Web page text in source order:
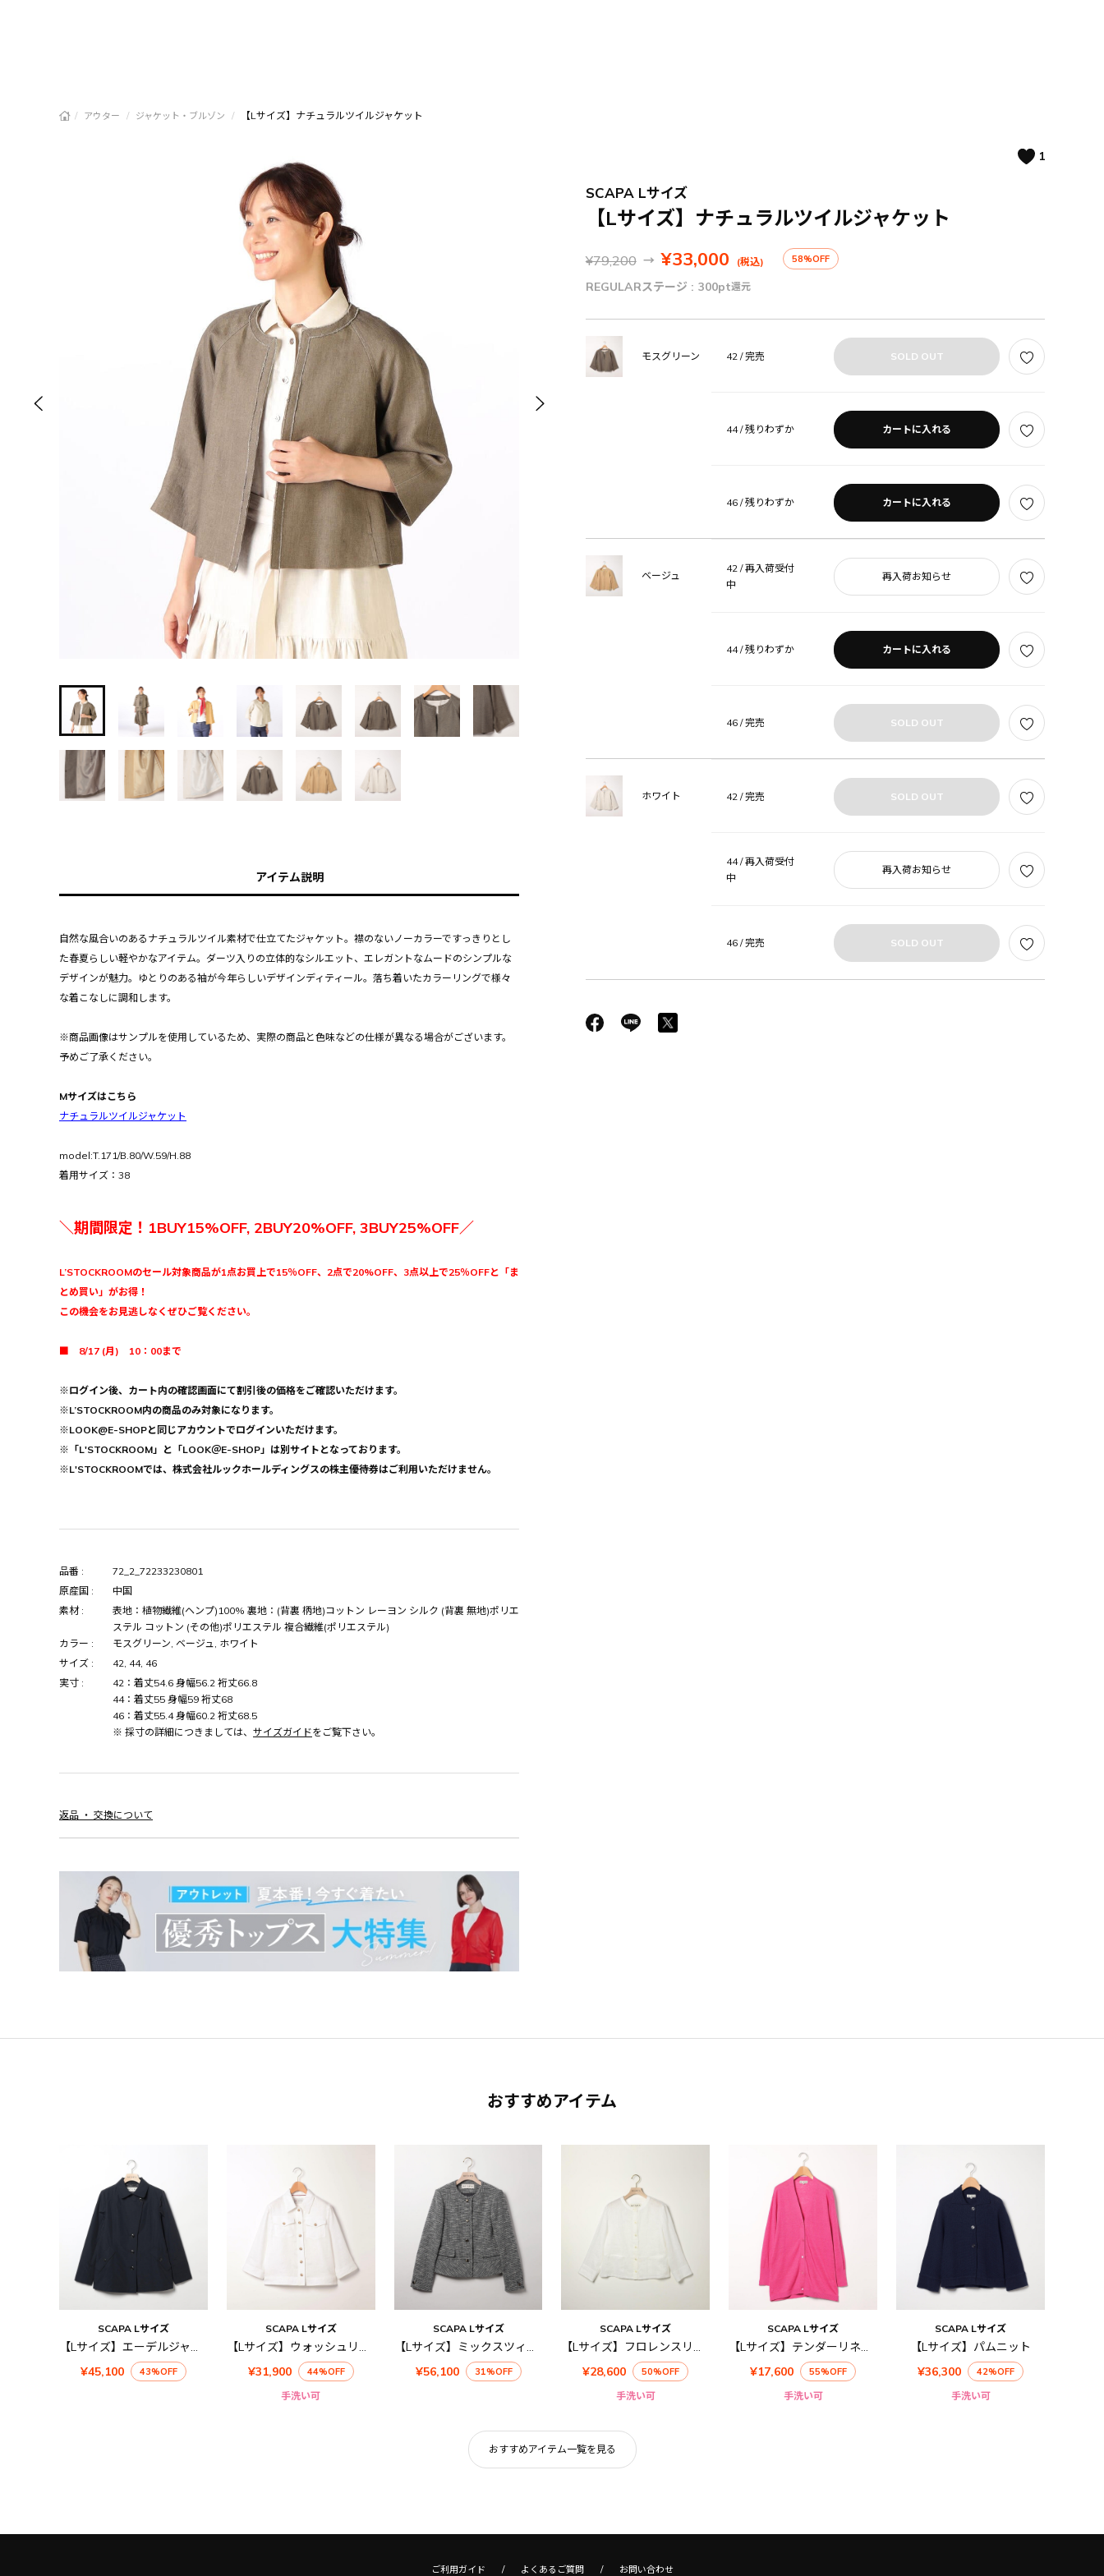
/ アウター / ジャケット・ブルゾン / 【Lサイズ】ナチュラルツイルジャケット
アイテム説明
自然な風合いのあるナチュラルツイル素材で仕立てたジャケット。襟のないノーカラーですっきりとし
た春夏らしい軽やかなアイテム。ダーツ入りの立体的なシルエット、エレガントなムードのシンプルな
デザインが魅力。ゆとりのある袖が今年らしいデザインディティール。落ち着いたカラーリングで様々
な着こなしに調和します。
※商品画像はサンプルを使用しているため、実際の商品と色味などの仕様が異なる場合がございます。
予めご了承ください。
Mサイズはこちら
ナチュラルツイルジャケット
model:T.171/B.80/W.59/H.88
着用サイズ：38
＼期間限定！1BUY15%OFF, 2BUY20%OFF, 3BUY25%OFF／
L’STOCKROOMのセール対象商品が1点お買上で15％OFF、2点で20%OFF、3点以上で25％OFFと「ま
とめ買い」がお得！
この機会をお見逃しなくぜひご覧ください。
■ 8/17 (月) 10：00まで
※ログイン後、カート内の確認画面にて割引後の価格をご確認いただけます。
※L’STOCKROOM内の商品のみ対象になります。
※LOOK@E-SHOPと同じアカウントでログインいただけます。
※「L'STOCKROOM」と「LOOK＠E-SHOP」は別サイトとなっております。
※L'STOCKROOMでは、株式会社ルックホールディングスの株主優待券はご利用いただけません。
品番 :
72_2_72233230801
原産国 :
中国
素材 :
表地：植物繊維(ヘンプ)100% 裏地：(背裏 柄地)コットン レーヨン シルク (背裏 無地)ポリエ
ステル コットン (その他)ポリエステル 複合繊維(ポリエステル)
カラー :
モスグリーン, ベージュ, ホワイト
サイズ :
42, 44, 46
実寸 :
42：着丈54.6 身幅56.2 裄丈66.8
44：着丈55 身幅59 裄丈68
46：着丈55.4 身幅60.2 裄丈68.5
※ 採寸の詳細につきましては、 サイズガイドをご覧下さい。
返品 ・ 交換について
1
SCAPA Lサイズ
【Lサイズ】ナチュラルツイルジャケット
¥79,200 → ¥33,000 (税込) 58%OFF
REGULARステージ : 300pt還元
モスグリーン 42 /完売 SOLD OUT
44 /残りわずか カートに入れる
46 /残りわずか カートに入れる
ベージュ
42 /再入荷受付
中
再入荷お知らせ
44 /残りわずか カートに入れる
46 /完売 SOLD OUT
ホワイト 42 /完売 SOLD OUT
44 /再入荷受付
中
再入荷お知らせ
46 /完売 SOLD OUT
おすすめアイテム
SCAPA Lサイズ
【Lサイズ】エーデルジャケット
¥45,100
43%OFF
SCAPA Lサイズ
【Lサイズ】ウォッシュリネンジャケット
¥31,900
44%OFF
手洗い可
SCAPA Lサイズ
【Lサイズ】ミックスツィードジャケット
¥56,100
31%OFF
SCAPA Lサイズ
【Lサイズ】フロレンスリネンジャケット
¥28,600
50%OFF
手洗い可
SCAPA Lサイズ
【Lサイズ】テンダーリネンニットロングカーディガン
¥17,600
55%OFF
手洗い可
SCAPA Lサイズ
【Lサイズ】パムニット
¥36,300
42%OFF
手洗い可
おすすめアイテム一覧を見る
ご利用ガイド よくあるご質問 お問い合わせ